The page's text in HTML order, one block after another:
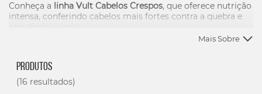
Conheça a linha Vult Cabelos Crespos, que oferece nutrição
intensa, conferindo cabelos mais fortes contra a quebra e
reduzindo os nós.
Mais Sobre
Produtos
(16 resultados)